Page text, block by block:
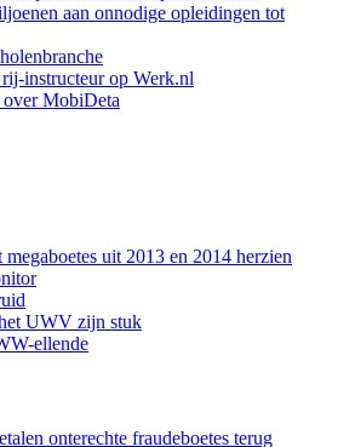
aan onnodige opleidingen tot
instructeur op Werk.nl
MobiDeta
uit 2013 en 2014 herzien
UWV zijn stuk
ellende
onterechte fraudeboetes terug